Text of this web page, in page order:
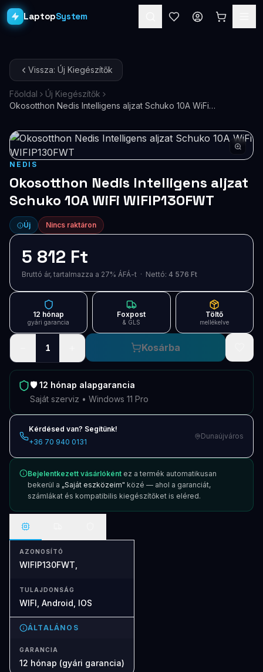
LaptopSystem
Asztali PC-k
Workstation PRO
Monitorok
Dokkolók
Kiegészítők
Akciók
Blog
Támogatás
Új termékek
Keresés
Vissza: Új Kiegészítők
Főoldal
Új Kiegészítők
Okosotthon Nedis Intelligens aljzat Schuko 10A WiFi
NEDIS
Okosotthon Nedis Intelligens aljzat
Schuko 10A WiFi WIFIP130FWT
Új Nincs raktáron
5 812 Ft
Bruttó ár, tartalmazza a 27% ÁFÁ-t · Nettó: 4 576 Ft
12 hónap
gyári garancia
Foxpost
& GLS
Töltő
mellékelve
1 Kosárba
🛡️12 hónap alapgarancia
Saját szerviz • Windows 11 Pro
Kérdésed van? Segítünk!
+36 70 940 0131
Dunaújváros
Bejelentkezett vásárlóként ez a termék automatikusan
bekerül a „Saját eszközeim" közé — ahol a garanciát,
számlákat és kompatibilis kiegészítőket is eléred.
AZONOSÍTÓ
WIFIP130FWT,
TULAJDONSÁG
WIFI, Android, IOS
ÁLTALÁNOS
GARANCIA
12 hónap (gyári garancia)